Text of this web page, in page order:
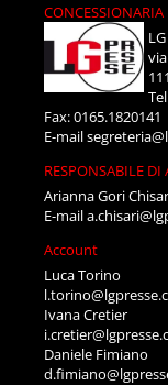
Fax: 0165.1820141
E-mail
RESPONSABILE DI
Arianna Gori
E-mail
Account
Luca Torino
Ivana Cretier
Daniele Fimiano